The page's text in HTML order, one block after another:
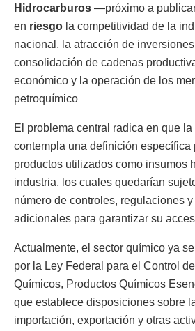
Hidrocarburos —próximo a
en riesgo la competitividad de la
nacional, la atracción de
consolidación de cadenas
económico y la operación de los
petroquímico
El problema central radica en que
contempla una definición específica
productos utilizados como insumos
industria, los cuales quedarían
número de controles, regulaciones
adicionales para garantizar su
Actualmente, el sector químico ya
por la Ley Federal para el Control
Químicos, Productos Químicos
que establece disposiciones sobre
importación, exportación y otras